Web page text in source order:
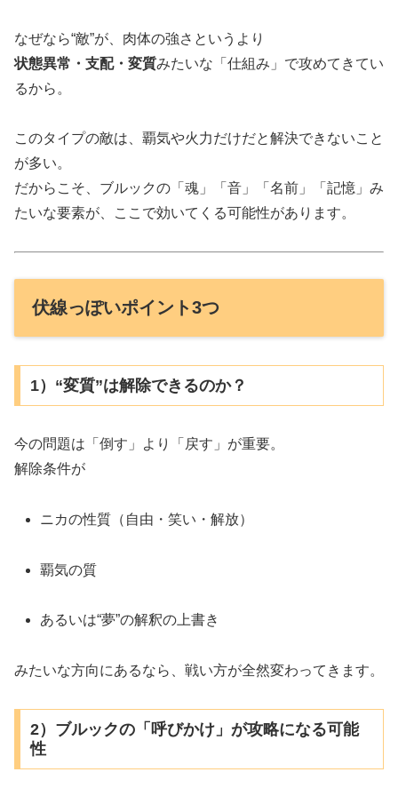
なぜなら“敵”が、肉体の強さというより
状態異常・支配・変質みたいな「仕組み」で攻めてきてい
るから。
このタイプの敵は、覇気や火力だけだと解決できないこと
が多い。
だからこそ、ブルックの「魂」「音」「名前」「記憶」み
たいな要素が、ここで効いてくる可能性があります。
伏線っぽいポイント3つ
1）“変質”は解除できるのか？
今の問題は「倒す」より「戻す」が重要。
解除条件が
ニカの性質（自由・笑い・解放）
覇気の質
あるいは“夢”の解釈の上書き
みたいな方向にあるなら、戦い方が全然変わってきます。
2）ブルックの「呼びかけ」が攻略になる可能
性